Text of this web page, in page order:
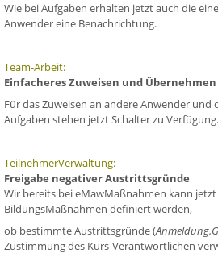
Wie bei Aufgaben erhalten jetzt auch die
Anwender eine Benachrichtung.
Team-Arbeit:
Einfacheres Zuweisen und
Für das Zuweisen an andere Anwender und
Aufgaben stehen jetzt Schalter zu Verfügung.
TeilnehmerVerwaltung:
Freigabe negativer Austrittsgründe
Wir bereits bei eMawMaßnahmen kann
BildungsMaßnahmen definiert werden,
ob bestimmte Austrittsgründe (
Zustimmung des Kurs-Verantwortlichen